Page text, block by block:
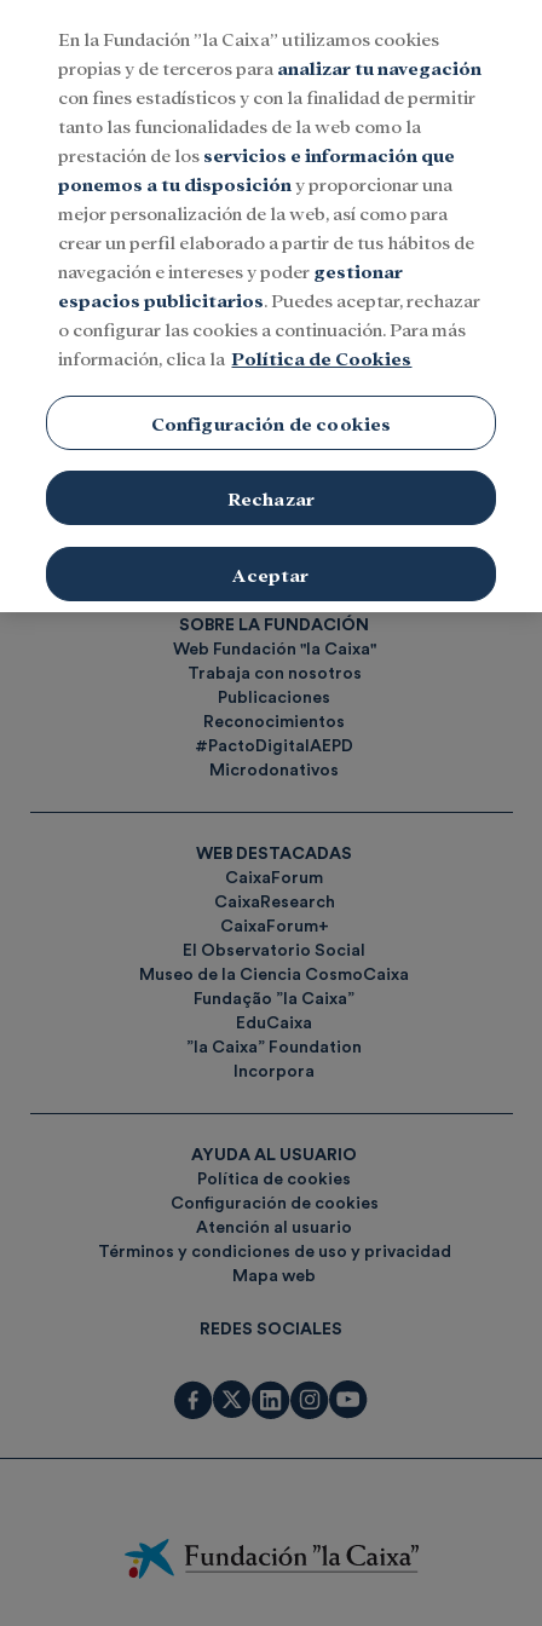
Menu
SocialInvestigación y becasCultura
Islandia
Investigación y becas
Etiquetas
SOBRE LA FUNDACIÓN
Web Fundación "la Caixa"
Trabaja con nosotros
Publicaciones
Reconocimientos
#PactoDigitalAEPD
Microdonativos
WEB DESTACADAS
CaixaForum
CaixaResearch
CaixaForum+
El Observatorio Social
Museo de la Ciencia CosmoCaixa
Fundação ”la Caixa”
EduCaixa
”la Caixa” Foundation
Incorpora
AYUDA AL USUARIO
Política de cookies
Configuración de cookies
Atención al usuario
Términos y condiciones de uso y privacidad
Mapa web
REDES SOCIALES
Fundación
La
En la Fundación ”la Caixa” utilizamos cookies
propias y de terceros para analizar tu navegación
con fines estadísticos y con la finalidad de permitir
tanto las funcionalidades de la web como la
prestación de los servicios e información que
ponemos a tu disposición y proporcionar una
mejor personalización de la web, así como para
crear un perfil elaborado a partir de tus hábitos de
navegación e intereses y poder gestionar
espacios publicitarios. Puedes aceptar, rechazar
o configurar las cookies a continuación. Para más
información, clica la Política de Cookies
Configuración de cookies
Rechazar
Aceptar